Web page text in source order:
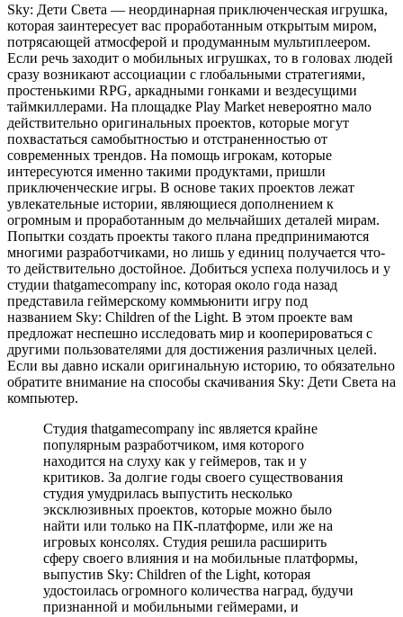
Sky: Дети Света — неординарная приключенческая игрушка,
которая заинтересует вас проработанным открытым миром,
потрясающей атмосферой и продуманным мультиплеером.
Если речь заходит о мобильных игрушках, то в головах людей
сразу возникают ассоциации с глобальными стратегиями,
простенькими RPG, аркадными гонками и вездесущими
таймкиллерами. На площадке Play Market невероятно мало
действительно оригинальных проектов, которые могут
похвастаться самобытностью и отстраненностью от
современных трендов. На помощь игрокам, которые
интересуются именно такими продуктами, пришли
приключенческие игры. В основе таких проектов лежат
увлекательные истории, являющиеся дополнением к
огромным и проработанным до мельчайших деталей мирам.
Попытки создать проекты такого плана предпринимаются
многими разработчиками, но лишь у единиц получается что-
то действительно достойное. Добиться успеха получилось и у
студии thatgamecompany inc, которая около года назад
представила геймерскому коммьюнити игру под
названием Sky: Children of the Light. В этом проекте вам
предложат неспешно исследовать мир и кооперироваться с
другими пользователями для достижения различных целей.
Если вы давно искали оригинальную историю, то обязательно
обратите внимание на способы скачивания Sky: Дети Света на
компьютер.
Студия thatgamecompany inc является крайне
популярным разработчиком, имя которого
находится на слуху как у геймеров, так и у
критиков. За долгие годы своего существования
студия умудрилась выпустить несколько
эксклюзивных проектов, которые можно было
найти или только на ПК-платформе, или же на
игровых консолях. Студия решила расширить
сферу своего влияния и на мобильные платформы,
выпустив Sky: Children of the Light, которая
удостоилась огромного количества наград, будучи
признанной и мобильными геймерами, и